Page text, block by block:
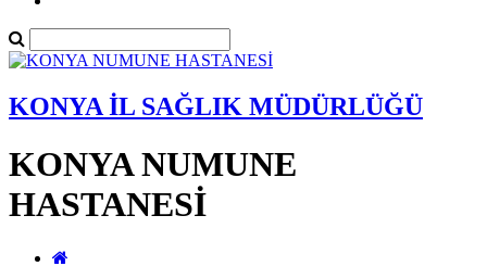
KONYA İL SAĞLIK MÜDÜRLÜĞÜ
KONYA NUMUNE
HASTANESİ